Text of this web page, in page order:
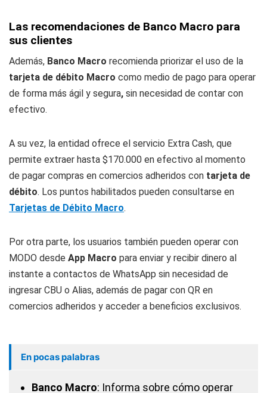
Las recomendaciones de Banco Macro para
sus clientes
Además, Banco Macro recomienda priorizar el uso de la
tarjeta de débito Macro como medio de pago para operar
de forma más ágil y segura, sin necesidad de contar con
efectivo.
A su vez, la entidad ofrece el servicio Extra Cash, que
permite extraer hasta $170.000 en efectivo al momento
de pagar compras en comercios adheridos con tarjeta de
débito. Los puntos habilitados pueden consultarse en
Tarjetas de Débito Macro.
Por otra parte, los usuarios también pueden operar con
MODO desde App Macro para enviar y recibir dinero al
instante a contactos de WhatsApp sin necesidad de
ingresar CBU o Alias, además de pagar con QR en
comercios adheridos y acceder a beneficios exclusivos.
En pocas palabras
Banco Macro: Informa sobre cómo operar